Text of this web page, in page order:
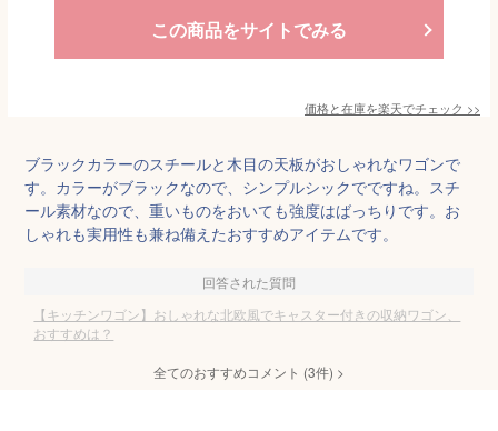
この商品をサイトでみる
価格と在庫を楽天でチェック >>
ブラックカラーのスチールと木目の天板がおしゃれなワゴンで
す。カラーがブラックなので、シンプルシックでですね。スチ
ール素材なので、重いものをおいても強度はばっちりです。お
しゃれも実用性も兼ね備えたおすすめアイテムです。
回答された質問
【キッチンワゴン】おしゃれな北欧風でキャスター付きの収納ワゴン、
おすすめは？
全てのおすすめコメント (3件) >